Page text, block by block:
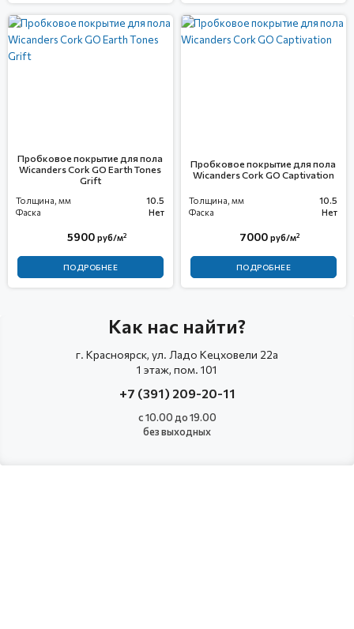
Пробковое покрытие для пола
Wicanders Cork GO Earth Tones
Grift
Толщина, мм
10.5
Фаска
Нет
5900 руб/м2
ПОДРОБНЕЕ
Пробковое покрытие для пола
Wicanders Cork GO Captivation
Толщина, мм
10.5
Фаска
Нет
7000 руб/м2
ПОДРОБНЕЕ
Как нас найти?
г. Красноярск, ул. Ладо Кецховели 22а
1 этаж, пом. 101
+7 (391) 209-20-11
с 10.00 до 19.00
без выходных